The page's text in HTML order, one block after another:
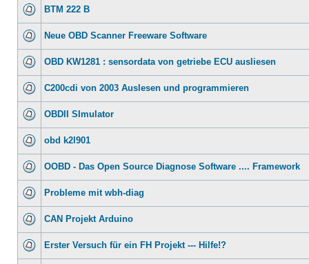
BTM 222 B
Neue OBD Scanner Freeware Software
OBD KW1281 : sensordata von getriebe ECU ausliesen
C200cdi von 2003 Auslesen und programmieren
OBDII SImulator
obd k2l901
OOBD - Das Open Source Diagnose Software .... Framework
Probleme mit wbh-diag
CAN Projekt Arduino
Erster Versuch für ein FH Projekt --- Hilfe!?